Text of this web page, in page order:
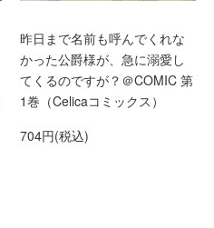
昨日まで名前も呼んでくれな
かった公爵様が、急に溺愛し
てくるのですが？＠COMIC 第
1巻（Celicaコミックス）
704円(税込)